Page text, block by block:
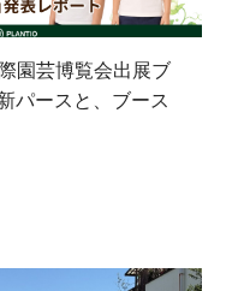
園芸博覧会出展ブ
パースと、ブース